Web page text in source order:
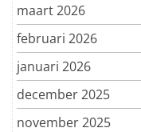
maart 2026
februari 2026
januari 2026
december 2025
november 2025